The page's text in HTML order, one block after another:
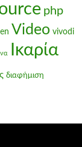
php
Video vivodi
Ικαρία
διαφήμιση